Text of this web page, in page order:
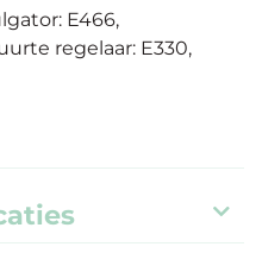
E466,
regelaar: E330,